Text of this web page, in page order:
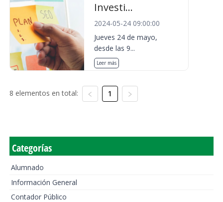
Investi...
2024-05-24 09:00:00
Jueves 24 de mayo,
desde las 9...
Leer más
8 elementos en total: 1
Categorías
Alumnado
Información General
Contador Público